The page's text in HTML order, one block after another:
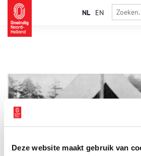
Deze website maakt gebruik van
NL EN